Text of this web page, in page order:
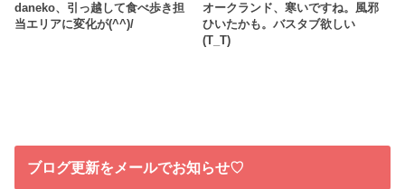
daneko、引っ越して食べ歩き担
当エリアに変化が(^^)/
オークランド、寒いですね。風邪
ひいたかも。バスタブ欲しい
(T_T)
ブログ更新をメールでお知らせ♡